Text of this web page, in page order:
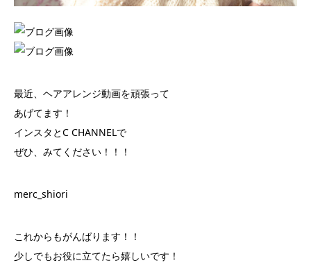
最近、ヘアアレンジ動画を頑張って
あげてます！
インスタとC CHANNELで
ぜひ、みてください！！！
merc_shiori
これからもがんばります！！
少しでもお役に立てたら嬉しいです！